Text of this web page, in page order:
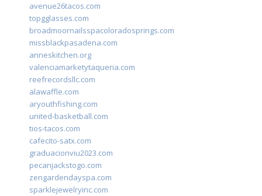
avenue26tacos.com
topgglasses.com
broadmoornailsspacoloradosprings.com
missblackpasadena.com
anneskitchen.org
valenciamarketytaqueria.com
reefrecordsllc.com
alawaffle.com
aryouthfishing.com
united-basketball.com
tios-tacos.com
cafecito-satx.com
graduacionviu2023.com
pecanjackstogo.com
zengardendayspa.com
sparklejewelryinc.com